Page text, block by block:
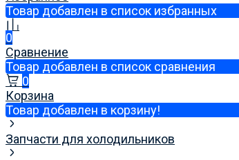
Товар добавлен в список избранных
0
Сравнение
Товар добавлен в список сравнения
0
Корзина
Товар добавлен в корзину!
Запчасти для холодильников